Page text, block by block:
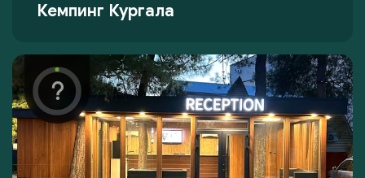
Кемпинг Кургала